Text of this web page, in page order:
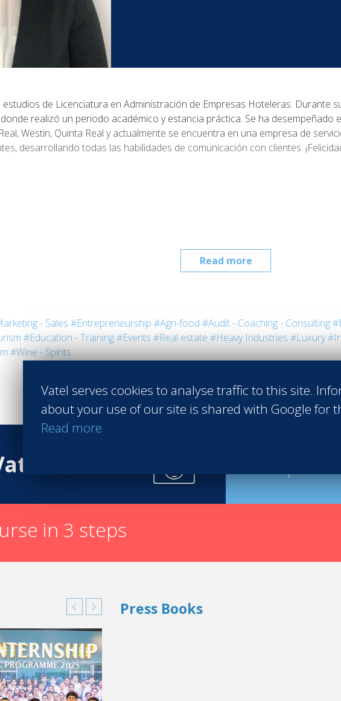
Read more
de Licenciatura en Administración de Empresas Hoteleras. Durante
realizó un periodo académico y estancia práctica. Se ha desempeñado
Westin, Quinta Real y actualmente se encuentra en una empresa de
desarrollando todas las habilidades de comunicación con clientes.
- Sales #Entrepreneurship #Agri-food #Audit - Coaching - Consulting
#Education - Training#Events #Real estate #Heavy Industries #Luxury
#Wine - Spirits
in 3 steps
Press Books
Vatel serves cookies to analyse traffic to this site.
about your use of our site is shared with Google for
Read more